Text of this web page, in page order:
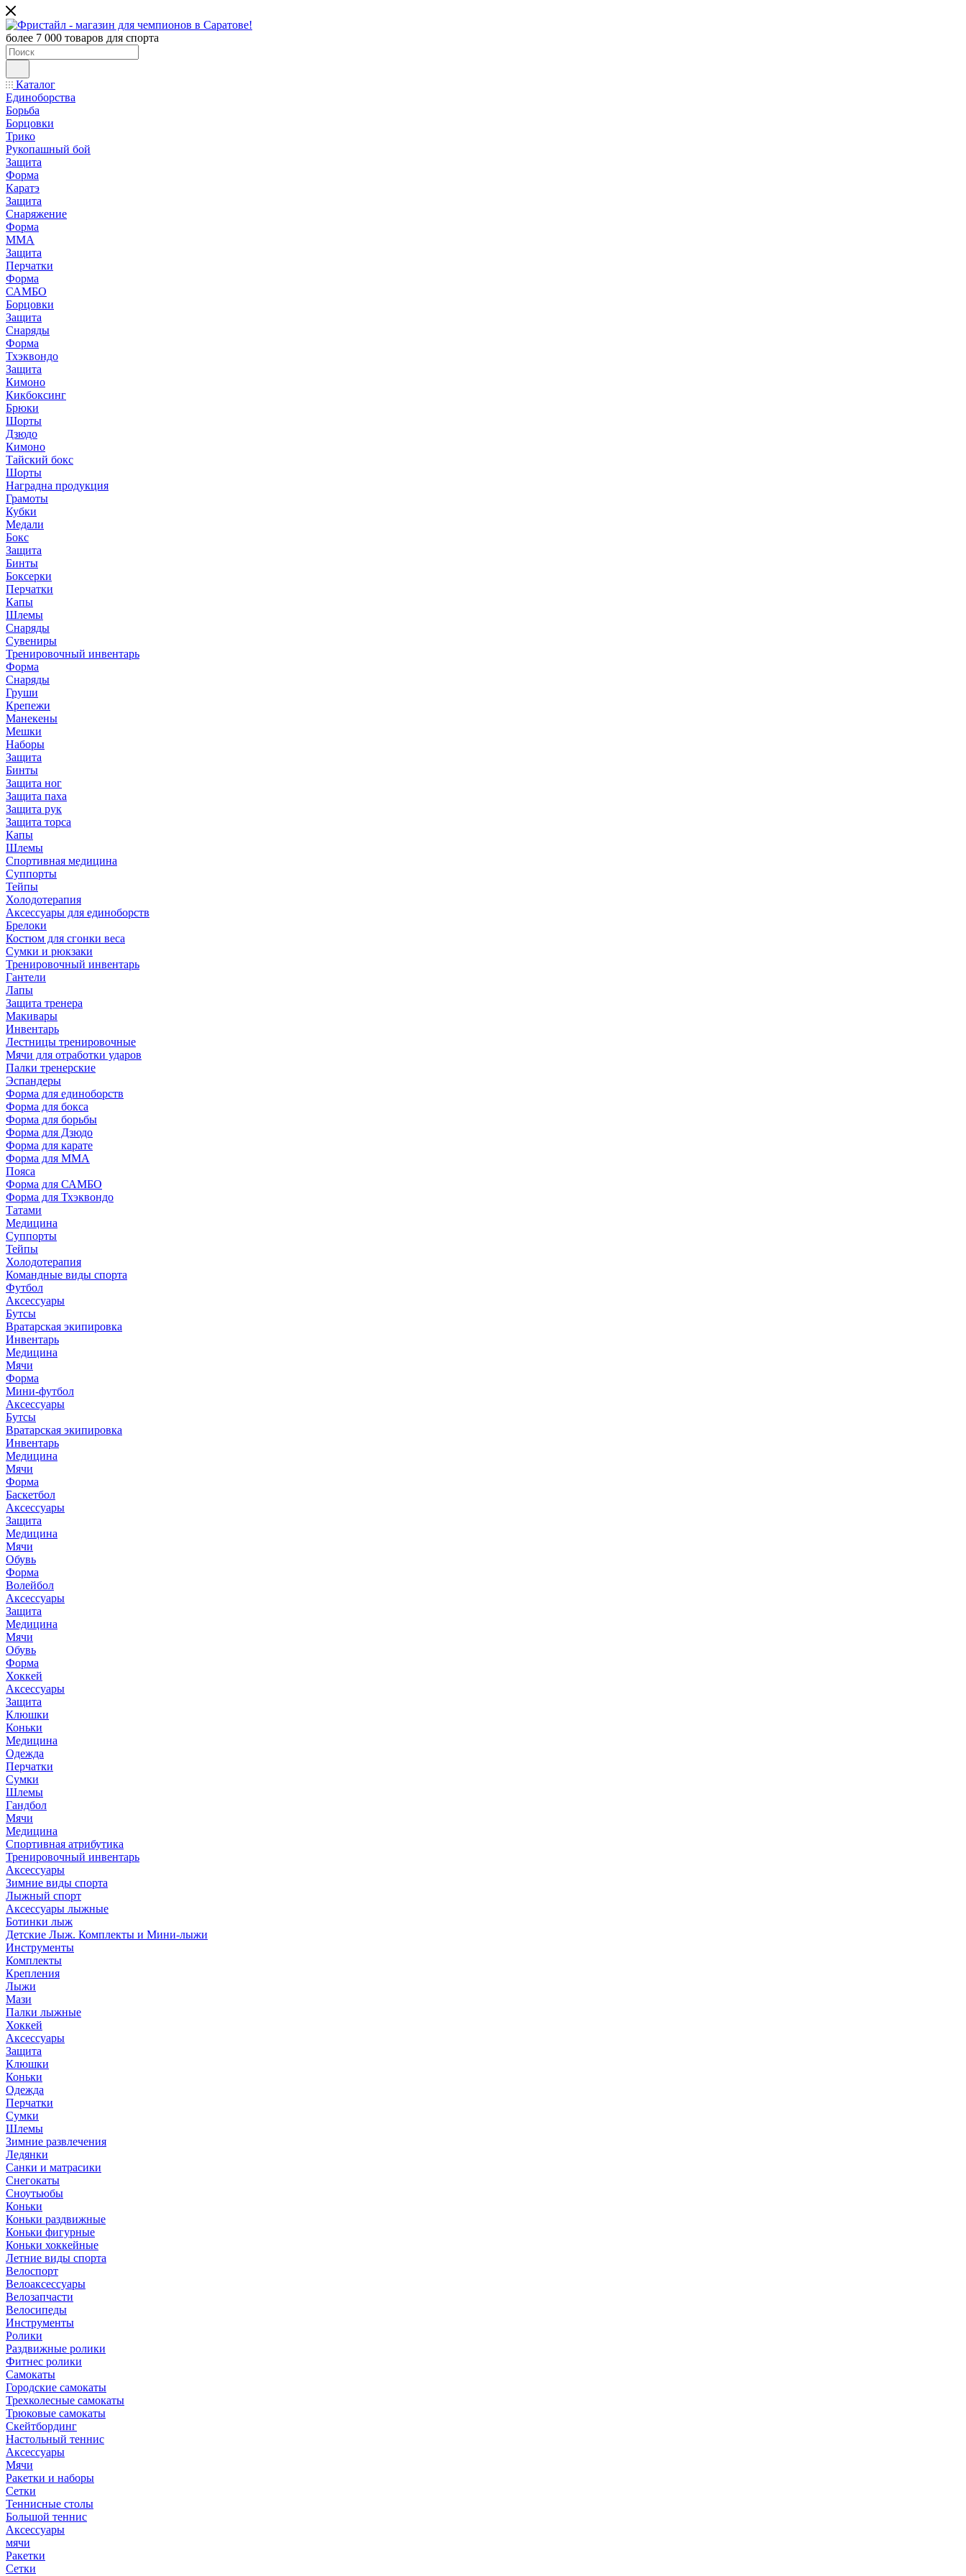
более 7 000 товаров для спорта
Каталог
Единоборства
Борьба
Борцовки
Трико
Рукопашный бой
Защита
Форма
Каратэ
Защита
Снаряжение
Форма
ММА
Защита
Перчатки
Форма
САМБО
Борцовки
Защита
Снаряды
Форма
Тхэквондо
Защита
Кимоно
Кикбоксинг
Брюки
Шорты
Дзюдо
Кимоно
Тайский бокс
Шорты
Наградна продукция
Грамоты
Кубки
Медали
Бокс
Защита
Бинты
Боксерки
Перчатки
Капы
Шлемы
Снаряды
Сувениры
Тренировочный инвентарь
Форма
Снаряды
Груши
Крепежи
Манекены
Мешки
Наборы
Защита
Бинты
Защита ног
Защита паха
Защита рук
Защита торса
Капы
Шлемы
Спортивная медицина
Суппорты
Тейпы
Холодотерапия
Аксессуары для единоборств
Брелоки
Костюм для сгонки веса
Сумки и рюкзаки
Тренировочный инвентарь
Гантели
Лапы
Защита тренера
Макивары
Инвентарь
Лестницы тренировочные
Мячи для отработки ударов
Палки тренерские
Эспандеры
Форма для единоборств
Форма для бокса
Форма для борьбы
Форма для Дзюдо
Форма для карате
Форма для MMA
Пояса
Форма для САМБО
Форма для Тхэквондо
Татами
Медицина
Суппорты
Тейпы
Холодотерапия
Командные виды спорта
Футбол
Аксессуары
Бутсы
Вратарская экипировка
Инвентарь
Медицина
Мячи
Форма
Мини-футбол
Аксессуары
Бутсы
Вратарская экипировка
Инвентарь
Медицина
Мячи
Форма
Баскетбол
Аксессуары
Защита
Медицина
Мячи
Обувь
Форма
Волейбол
Аксессуары
Защита
Медицина
Мячи
Обувь
Форма
Хоккей
Аксессуары
Защита
Клюшки
Коньки
Медицина
Одежда
Перчатки
Сумки
Шлемы
Гандбол
Мячи
Медицина
Спортивная атрибутика
Тренировочный инвентарь
Аксессуары
Зимние виды спорта
Лыжный спорт
Аксессуары лыжные
Ботинки лыж
Детские Лыж. Комплекты и Мини-лыжи
Инструменты
Комплекты
Крепления
Лыжи
Мази
Палки лыжные
Хоккей
Аксессуары
Защита
Клюшки
Коньки
Одежда
Перчатки
Сумки
Шлемы
Зимние развлечения
Ледянки
Санки и матрасики
Снегокаты
Сноутьюбы
Коньки
Коньки раздвижные
Коньки фигурные
Коньки хоккейные
Летние виды спорта
Велоспорт
Велоаксессуары
Велозапчасти
Велосипеды
Инструменты
Ролики
Раздвижные ролики
Фитнес ролики
Самокаты
Городские самокаты
Трехколесные самокаты
Трюковые самокаты
Скейтбординг
Настольный теннис
Аксессуары
Мячи
Ракетки и наборы
Сетки
Теннисные столы
Большой теннис
Аксессуары
мячи
Ракетки
Сетки